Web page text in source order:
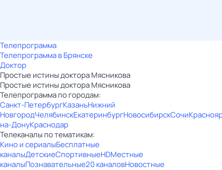
Телепрограмма
Телепрограмма в Брянске
Доктор
Простые истины доктора Мясникова
Простые истины доктора Мясникова
Телепрограмма по городам:
Санкт-ПетербургКазаньНижний
НовгородЧелябинскЕкатеринбургНовосибирскСочи
на-ДонуКраснодар
Телеканалы по тематикам:
Кино и сериалыБесплатные
каналыДетскиеСпортивныеHDМестные
каналыПознавательные20 каналовНовостные